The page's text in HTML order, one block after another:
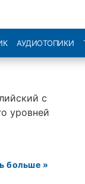
АУДИОТОПИКИ
с
уровней
больше »